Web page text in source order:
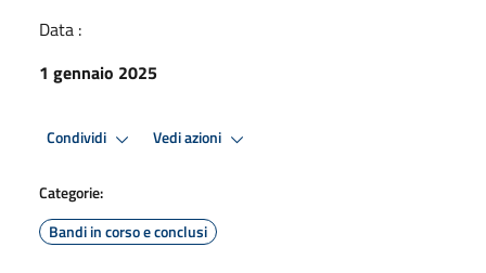
Data :
1 gennaio 2025
Condividi Vedi azioni
Categorie:
Bandi in corso e conclusi